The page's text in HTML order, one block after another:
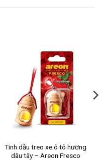
Tinh dầu treo xe ô tô hương
dâu tây – Areon Fresco